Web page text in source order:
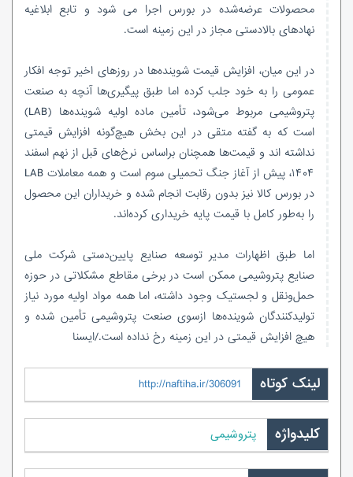
محصولات عرضه‌شده در بورس اجرا می شود و تابع ابلاغیه
نهادهای بالادستی مجاز در این زمینه است.
در این میان، افزایش قیمت شوینده‌ها در روزهای اخیر توجه افکار
عمومی را به خود جلب کرده اما طبق پیگیری‌ها آنچه به صنعت
پتروشیمی مربوط می‌شود، تأمین ماده اولیه شوینده‌ها (LAB)
است که به گفته متقی در این بخش هیچ‌گونه افزایش قیمتی
نداشته‌ اند و قیمت‌ها همچنان براساس نرخ‌های قبل از نهم اسفند
۱۴۰۴، پیش از آغاز جنگ تحمیلی سوم است و همه معاملات LAB
در بورس کالا نیز بدون رقابت انجام شده و خریداران این محصول
را به‌طور کامل با قیمت پایه خریداری کرده‌اند.
اما طبق اظهارات مدیر توسعه صنایع پایین‌دستی شرکت ملی
صنایع پتروشیمی ممکن است در برخی مقاطع مشکلاتی در حوزه
حمل‌ونقل و لجستیک وجود داشته، اما همه مواد اولیه مورد نیاز
تولیدکنندگان شوینده‌ها ازسوی صنعت پتروشیمی تأمین شده و
هیچ افزایش قیمتی در این زمینه رخ نداده است./ایسنا
لینک کوتاه http://naftiha.ir/306091
کلیدواژه پتروشیمی